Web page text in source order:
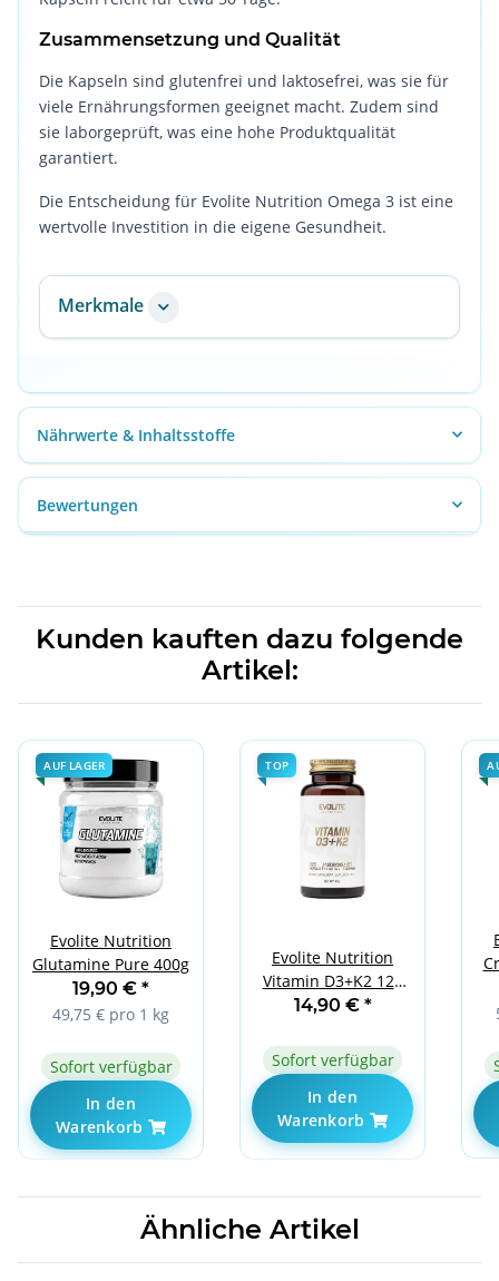
Zusammensetzung und Qualität
Die Kapseln sind glutenfrei und laktosefrei, was sie für
viele Ernährungsformen geeignet macht. Zudem sind
sie laborgeprüft, was eine hohe Produktqualität
garantiert.
Die Entscheidung für Evolite Nutrition Omega 3 ist eine
wertvolle Investition in die eigene Gesundheit.
Merkmale
Nährwerte & Inhaltsstoffe
Bewertungen
Kunden kauften dazu folgende
Artikel:
AUF LAGER
Evolite Nutrition
Glutamine Pure 400g
19,90 € *
49,75 € pro 1 kg
Sofort verfügbar
In den
Warenkorb
TOP
Evolite Nutrition
Vitamin D3+K2 120
Caps
14,90 € *
Sofort verfügbar
In den
Warenkorb
Ähnliche Artikel